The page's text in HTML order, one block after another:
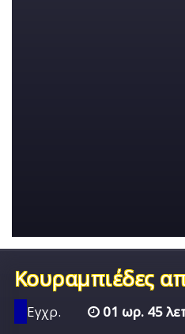
Κουραμπιέδες
Εγχρ. 01 ωρ. 45